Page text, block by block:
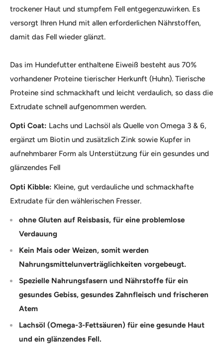
trockener Haut und stumpfem Fell entgegenzuwirken. Es
versorgt Ihren Hund mit allen erforderlichen Nährstoffen,
damit das Fell wieder glänzt.
Das im Hundefutter enthaltene Eiweiß besteht aus 70%
vorhandener Proteine tierischer Herkunft (Huhn). Tierische
Proteine sind schmackhaft und leicht verdaulich, so dass die
Extrudate schnell aufgenommen werden.
Opti Coat: Lachs und Lachsöl als Quelle von Omega 3 & 6,
ergänzt um Biotin und zusätzlich Zink sowie Kupfer in
aufnehmbarer Form als Unterstützung für ein gesundes und
glänzendes Fell
Opti Kibble: Kleine, gut verdauliche und schmackhafte
Extrudate für den wählerischen Fresser.
ohne Gluten auf Reisbasis, für eine problemlose
Verdauung
Kein Mais oder Weizen, somit werden
Nahrungsmittelunverträglichkeiten vorgebeugt.
Spezielle Nahrungsfasern und Nährstoffe für ein
gesundes Gebiss, gesundes Zahnfleisch und frischeren
Atem
Lachsöl (Omega-3-Fettsäuren) für eine gesunde Haut
und ein glänzendes Fell.